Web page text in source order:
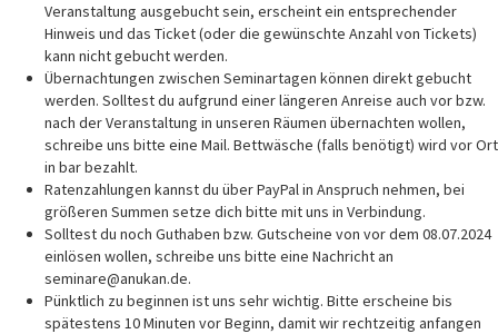
Veranstaltung ausgebucht sein, erscheint ein entsprechender
Hinweis und das Ticket (oder die gewünschte Anzahl von Tickets)
kann nicht gebucht werden.
Übernachtungen zwischen Seminartagen können direkt gebucht
werden. Solltest du aufgrund einer längeren Anreise auch vor bzw.
nach der Veranstaltung in unseren Räumen übernachten wollen,
schreibe uns bitte eine Mail. Bettwäsche (falls benötigt) wird vor Ort
in bar bezahlt.
Ratenzahlungen kannst du über PayPal in Anspruch nehmen, bei
größeren Summen setze dich bitte mit uns in Verbindung.
Solltest du noch Guthaben bzw. Gutscheine von vor dem 08.07.2024
einlösen wollen, schreibe uns bitte eine Nachricht an
seminare@anukan.de.
Pünktlich zu beginnen ist uns sehr wichtig. Bitte erscheine bis
spätestens 10 Minuten vor Beginn, damit wir rechtzeitig anfangen